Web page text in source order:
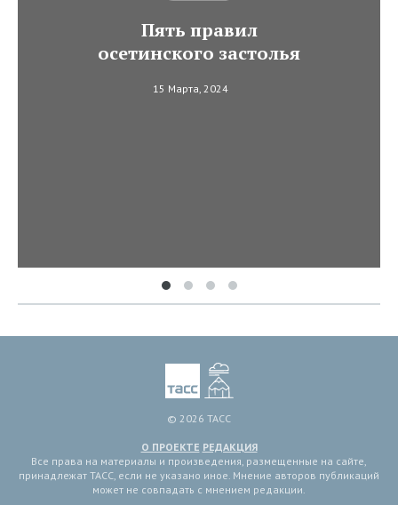
Пять правил
осетинского застолья
15 Марта, 2024
© 2026 ТАСС
О ПРОЕКТЕ РЕДАКЦИЯ
Все права на материалы и произведения, размещенные на сайте,
принадлежат ТАСС, если не указано иное. Мнение авторов публикаций
может не совпадать с мнением редакции.